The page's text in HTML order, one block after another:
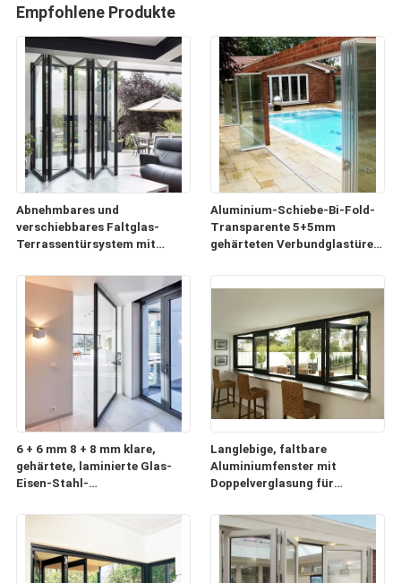
Empfohlene Produkte
Abnehmbares und
verschiebbares Faltglas-
Terrassentürsystem mit
Aluminium-Schiebe-Bi-Fold-
Transparente 5+5mm
gehärteten Verbundglastüren
6 + 6 mm 8 + 8 mm klare,
gehärtete, laminierte Glas-
Eisen-Stahl-
Langlebige, faltbare
Aluminiumfenster mit
Doppelverglasung für
Zwecke